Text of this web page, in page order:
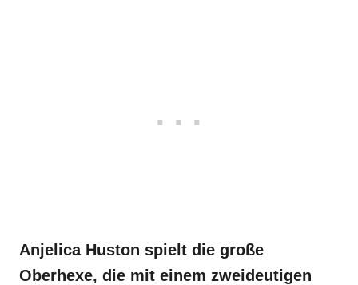
Anjelica Huston spielt die große
Oberhexe, die mit einem zweideutigen